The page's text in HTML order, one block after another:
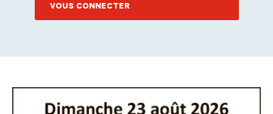
VOUS CONNECTER